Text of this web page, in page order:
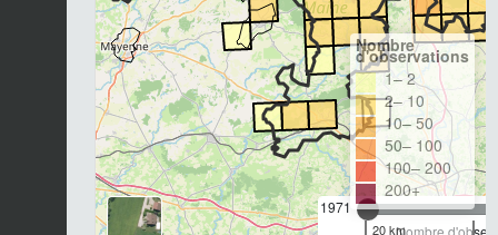
1971
Nombre
Nombre
d'observations
1– 2
2– 10
10– 50
50– 100
100– 200
200+
20 km